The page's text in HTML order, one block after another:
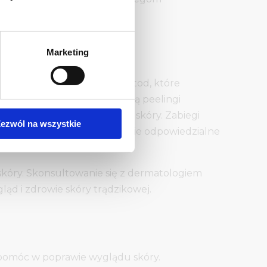
Marketing
na wszystkie
szeroki wachlarz metod, które
na trądzik należą peelingi
stymulują regenerację skóry. Zabiegi
zapalny i niszcząc bakterie odpowiedzialne
Skonsultowanie się z dermatologiem
i zdrowie skóry trądzikowej.
w poprawie wyglądu skóry.